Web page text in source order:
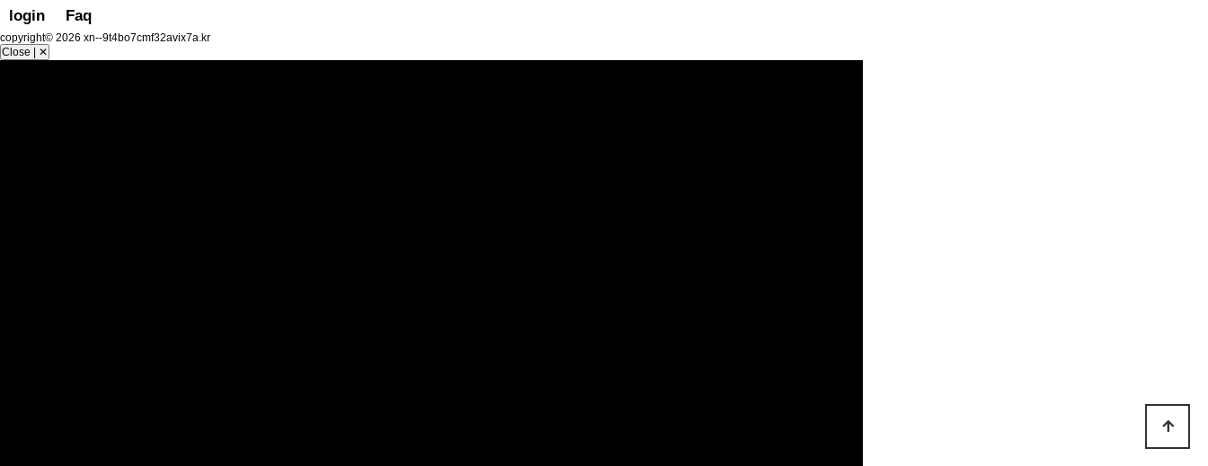
login Faq
copyright© 2026 xn--9t4bo7cmf32avix7a.kr
Close | ✕